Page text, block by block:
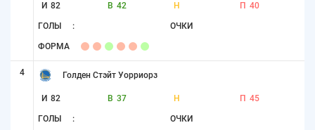
И 82 В 42 Н П 40
ГОЛЫ : ОЧКИ
ФОРМА
4 Голден Стэйт Уорриорз
И 82 В 37 Н П 45
ГОЛЫ : ОЧКИ